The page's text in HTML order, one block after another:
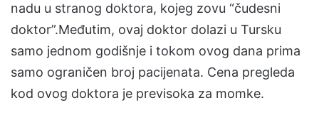
nadu u stranog doktora, kojeg zovu “čudesni
doktor”.Međutim, ovaj doktor dolazi u Tursku
samo jednom godišnje i tokom ovog dana prima
samo ograničen broj pacijenata. Cena pregleda
kod ovog doktora je previsoka za momke.